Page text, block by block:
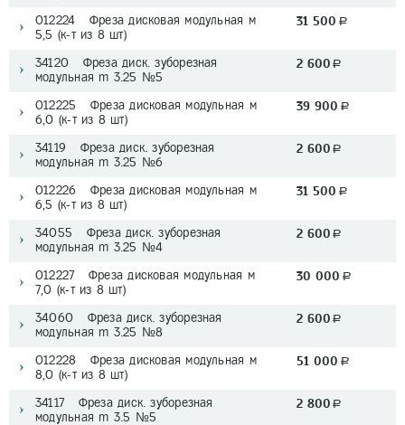
012224 Фреза дисковая модульная м
5,5 (к-т из 8 шт)
31 500 a
34120 Фреза диск. зуборезная
модульная m 3.25 №5
2 600 a
012225 Фреза дисковая модульная м
6,0 (к-т из 8 шт)
39 900 a
34119 Фреза диск. зуборезная
модульная m 3.25 №6
2 600 a
012226 Фреза дисковая модульная м
6,5 (к-т из 8 шт)
31 500 a
34055 Фреза диск. зуборезная
модульная m 3.25 №4
2 600 a
012227 Фреза дисковая модульная м
7,0 (к-т из 8 шт)
30 000 a
34060 Фреза диск. зуборезная
модульная m 3.25 №8
2 600 a
012228 Фреза дисковая модульная м
8,0 (к-т из 8 шт)
51 000 a
34117 Фреза диск. зуборезная
модульная m 3.5 №5
2 800 a